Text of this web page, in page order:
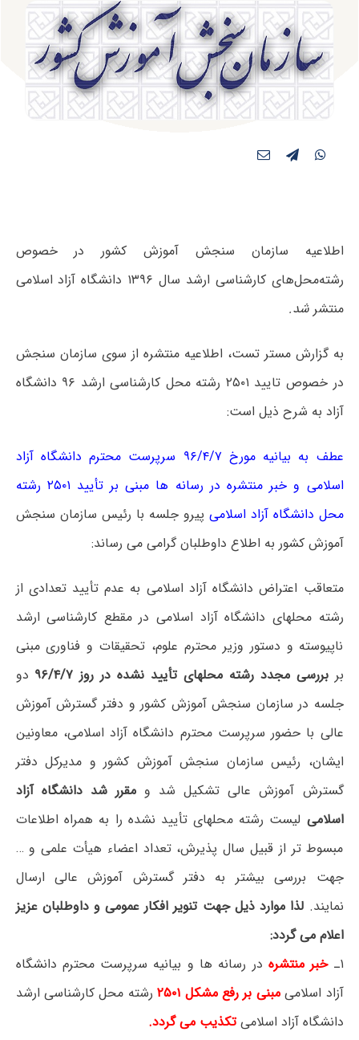
اطلاعیه سازمان سنجش آموزش کشور در خصوص
رشته‌محل‌های کارشناسی ارشد سال ۱۳۹۶ دانشگاه آزاد اسلامی
منتشرشد.
به گزارش مستر تست، اطلاعیه منتشره از سوی سازمان سنجش
در خصوص تایید ۲۵۰۱ رشته محل کارشناسی ارشد ۹۶ دانشگاه
آزاد به شرح ذیل است:
عطف به بیانیه مورخ ۹۶/۴/۷ سرپرست محترم دانشگاه آزاد
اسلامی و خبر منتشره در رسانه ها مبنی بر تأیید ۲۵۰۱ رشته
محل دانشگاه آزاد اسلامی پیرو جلسه با رئیس سازمان سنجش
آموزش کشور به اطلاع داوطلبان گرامی می رساند:
متعاقب اعتراض دانشگاه آزاد اسلامی به عدم تأیید تعدادی از
رشته محلهای دانشگاه آزاد اسلامی در مقطع کارشناسی ارشد
ناپیوسته و دستور وزیر محترم علوم، تحقیقات و فناوری مبنی
بربررسی مجدد رشته محلهای تأیید نشده در روز ۹۶/۴/۷
دو
جلسه در سازمان سنجش آموزش کشور و دفتر گسترش آموزش
عالی با حضور سرپرست محترم دانشگاه آزاد اسلامی، معاونین
ایشان، رئیس سازمان سنجش آموزش کشور و مدیرکل دفتر
گسترش آموزش عالی تشکیل شد ومقرر شد دانشگاه آزاد
اسلامی لیست رشته محلهای تأیید نشده را به همراه اطلاعات
مبسوط تر از قبیل سال پذیرش، تعداد اعضاء هیأت علمی و …
جهت بررسی بیشتر به دفتر گسترش آموزش عالی ارسال
نمایند. لذا موارد ذیل جهت تنویر افکار عمومی و داوطلبان عزیز
اعلام می گردد:
۱ـ خبر منتشره در رسانه ها و بیانیه سرپرست محترم دانشگاه
آزاد اسلامی مبنی بر رفع مشکل ۲۵۰۱
رشته محل کارشناسی ارشد
دانشگاه آزاد اسلامیتکذیب می گردد.